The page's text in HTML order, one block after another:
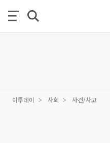
이투데이 사회 사건/사고